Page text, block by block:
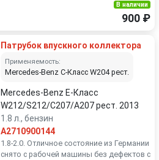
В наличии
900 ₽
Патрубок впускного коллектора
Применяемость:
Mercedes-Benz C-Класс W204 рест.
Mercedes-Benz E-Класс
W212/S212/C207/A207 рест. 2013
1.8 л., бензин
A2710900144
1.8-2.0. Отличное состояние из Германии
снято с рабочей машины без дефектов с